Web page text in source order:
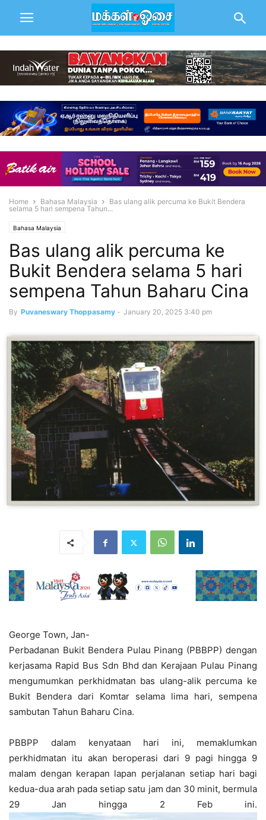
Home Bahasa Malaysia
Bas ulang alik percuma ke Bukit Bendera
selama 5 hari sempena Tahun...
Bahasa Malaysia
Bas ulang alik percuma ke
Bukit Bendera selama 5 hari
sempena Tahun Baharu Cina
By Puvaneswary Thoppasamy - January 20, 2025 3:40 pm
George Town, Jan-
Perbadanan Bukit Bendera Pulau Pinang (PBBPP) dengan
kerjasama Rapid Bus Sdn Bhd dan Kerajaan Pulau Pinang
mengumumkan perkhidmatan bas ulang-alik percuma ke
Bukit Bendera dari Komtar selama lima hari, sempena
sambutan Tahun Baharu Cina.
PBBPP dalam kenyataan hari ini, memaklumkan
perkhidmatan itu akan beroperasi dari 9 pagi hingga 9
malam dengan kerapan lapan perjalanan setiap hari bagi
kedua-dua arah pada setiap satu jam dan 30 minit, bermula
29 Jan hingga 2 Feb ini.